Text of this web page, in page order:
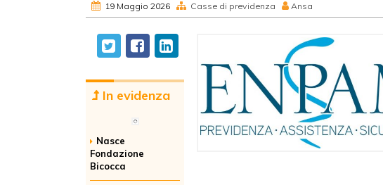
19 Maggio 2026 Casse di previdenza Ansa
In evidenza
Nasce
Fondazione
Bicocca